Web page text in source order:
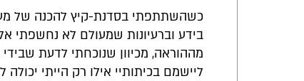
כשהשתתפתי בסדנת-קיץ להכנה של
בידע וברעיונות שמעולם לא
מההוראה, מכיוון שנוכחתי לדעת
ליישמם בכיתותיי אילו רק הייתי